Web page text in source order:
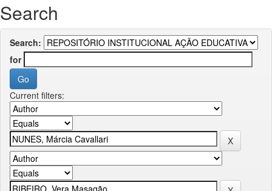
Search
Search:
for
Current filters: